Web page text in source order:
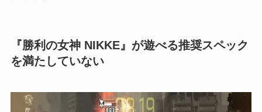
『勝利の女神 NIKKE』が遊べる推奨スペック
を満たしていない